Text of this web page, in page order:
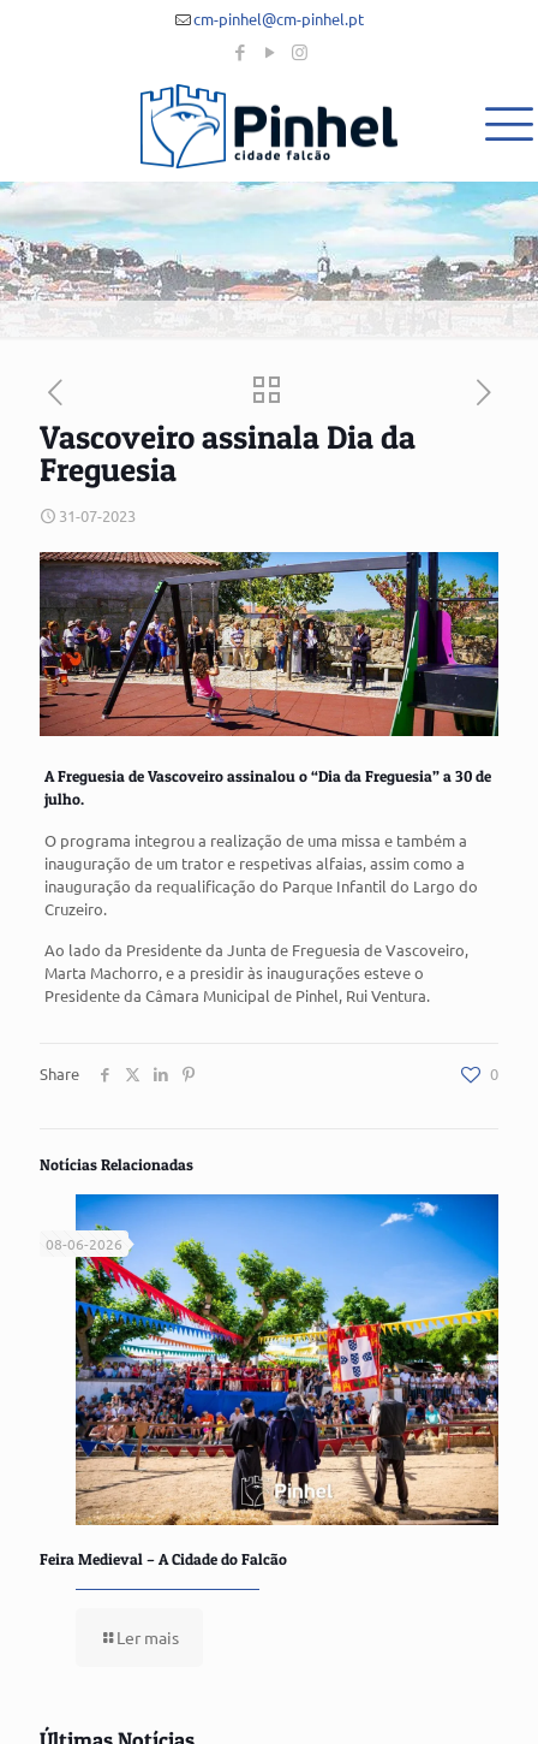
cm-pinhel@cm-pinhel.pt
Vascoveiro assinala Dia da
Freguesia
31-07-2023
A Freguesia de Vascoveiro assinalou o “Dia da Freguesia” a 30 de
julho.
O programa integrou a realização de uma missa e também a
inauguração de um trator e respetivas alfaias, assim como a
inauguração da requalificação do Parque Infantil do Largo do
Cruzeiro.
Ao lado da Presidente da Junta de Freguesia de Vascoveiro,
Marta Machorro, e a presidir às inaugurações esteve o
Presidente da Câmara Municipal de Pinhel, Rui Ventura.
Share 0
Notícias Relacionadas
08-06-2026
Feira Medieval – A Cidade do Falcão
Ler mais